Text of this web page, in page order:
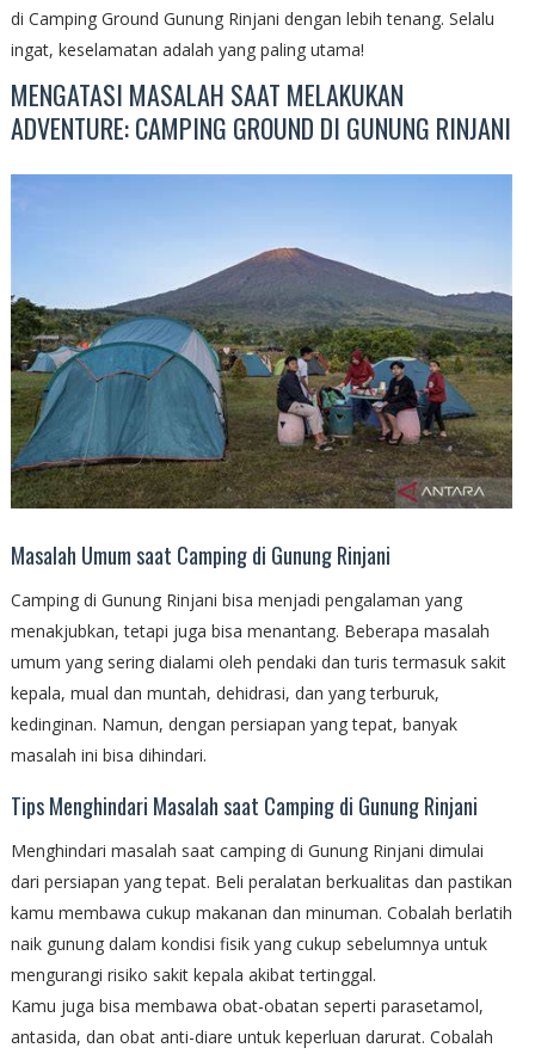
di Camping Ground Gunung Rinjani dengan lebih tenang. Selalu
ingat, keselamatan adalah yang paling utama!
MENGATASI MASALAH SAAT MELAKUKAN
ADVENTURE: CAMPING GROUND DI GUNUNG RINJANI
Masalah Umum saat Camping di Gunung Rinjani
Camping di Gunung Rinjani bisa menjadi pengalaman yang
menakjubkan, tetapi juga bisa menantang. Beberapa masalah
umum yang sering dialami oleh pendaki dan turis termasuk sakit
kepala, mual dan muntah, dehidrasi, dan yang terburuk,
kedinginan. Namun, dengan persiapan yang tepat, banyak
masalah ini bisa dihindari.
Tips Menghindari Masalah saat Camping di Gunung Rinjani
Menghindari masalah saat camping di Gunung Rinjani dimulai
dari persiapan yang tepat. Beli peralatan berkualitas dan pastikan
kamu membawa cukup makanan dan minuman. Cobalah berlatih
naik gunung dalam kondisi fisik yang cukup sebelumnya untuk
mengurangi risiko sakit kepala akibat tertinggal.
Kamu juga bisa membawa obat-obatan seperti parasetamol,
antasida, dan obat anti-diare untuk keperluan darurat. Cobalah